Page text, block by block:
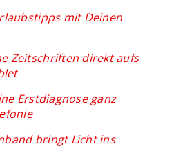
mit Deinen
Zeitschriften direkt aufs
Erstdiagnose ganz
bringt Licht ins